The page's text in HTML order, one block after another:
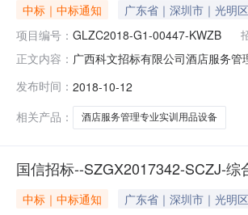
中标｜中标通知
广东省｜深圳市｜光明区
项目编号： GLZC2018-G1-00447-KWZB
正文内容： 广西科文招标有限公司酒店服务
评审专家名单夏方勇（组长）、
发布时间： 2018-10-12
相关产品：
酒店服务管理专业实训用品设备
国信招标--SZGX2017342-SCZJ-
中标｜中标通知
广东省｜深圳市｜光明区